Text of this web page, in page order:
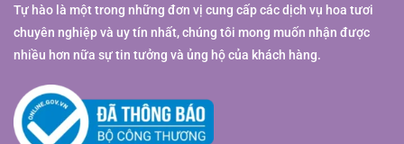
Tự hào là một trong những đơn vị cung cấp các dịch vụ hoa tươi
chuyên nghiệp và uy tín nhất, chúng tôi mong muốn nhận được
nhiều hơn nữa sự tin tưởng và ủng hộ của khách hàng.